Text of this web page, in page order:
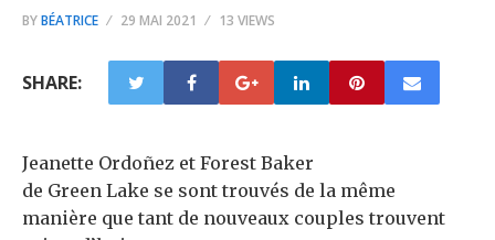
BYBÉATRICE 29 MAI 2021 13 VIEWS
SHARE:
Jeanette Ordoñez et Forest Baker
de Green Lake se sont trouvés de la même
manière que tant de nouveaux couples trouvent